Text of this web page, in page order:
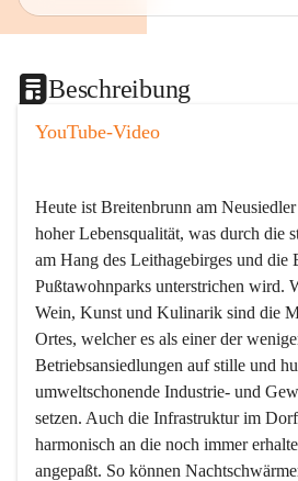
Beschreibung
YouTube-Video
Heute ist Breitenbrunn am
hoher Lebensqualität, was durch die
am Hang des Leithagebirges und die
Pußtawohnparks unterstrichen wird.
Wein, Kunst und Kulinarik sind die
Ortes, welcher es als einer der
Betriebsansiedlungen auf stille und
umweltschonende Industrie- und
setzen. Auch die Infrastruktur im
harmonisch an die noch immer
angepaßt. So können